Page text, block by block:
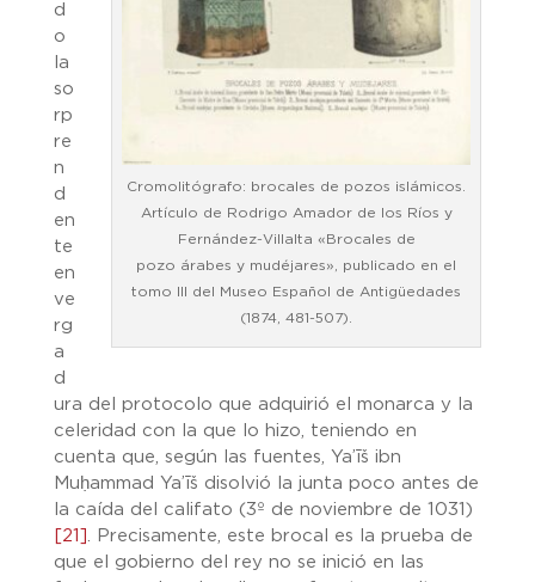
Cromolitógrafo: brocales de pozos islámicos.
Artículo de Rodrigo Amador de los Ríos y
Fernández-Villalta «Brocales de
pozo árabes y mudéjares», publicado en el
tomo III del Museo Español de Antigüedades
(1874, 481-507).
d
o
la
so
rp
re
n
d
en
te
en
ve
rg
a
d
ura del protocolo que adquirió el monarca y la
celeridad con la que lo hizo, teniendo en
cuenta que, según las fuentes, Ya’īš ibn
Muḥammad Ya’īš disolvió la junta poco antes de
la caída del califato (3º de noviembre de 1031)
[21] . Precisamente, este brocal es la prueba de
que el gobierno del rey no se inició en las